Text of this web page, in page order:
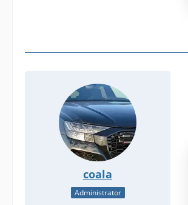
coala
Administrator